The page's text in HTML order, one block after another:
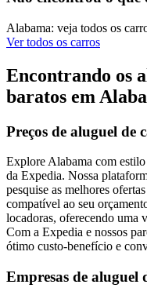
Alabama: veja todos os
Ver todos os carros
Encontrando os
baratos em
Preços de aluguel de
Explore Alabama com estilo
da Expedia. Nossa
pesquise as melhores
compatível ao seu
locadoras, oferecendo uma
Com a Expedia e nossos
ótimo custo-benefício e
Empresas de aluguel